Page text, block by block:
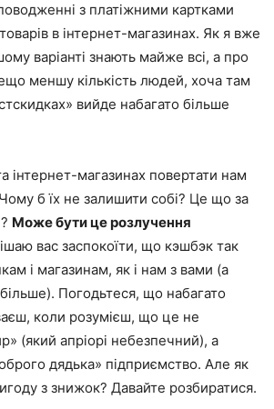
з платіжними картками
в інтернет-магазинах. Як я вже
варіанті знають майже всі, а про
меншу кількість людей, хоча там
вийде набагато більше
інтернет-магазинах повертати нам
б їх не залишити собі? Це що за
Може бути це розлучення
вас заспокоїти, що кэшбэк так
і магазинам, як і нам з вами (а
Погодьтеся, що набагато
коли розумієш, що це не
(який апріорі небезпечний), а
дядька» підприємство. Але як
з знижок? Давайте розбиратися.